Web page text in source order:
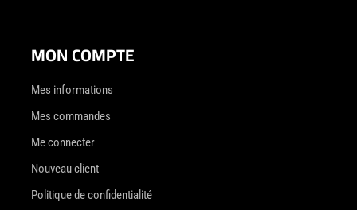
MON COMPTE
Mes informations
Mes commandes
Me connecter
Nouveau client
Politique de confidentialité